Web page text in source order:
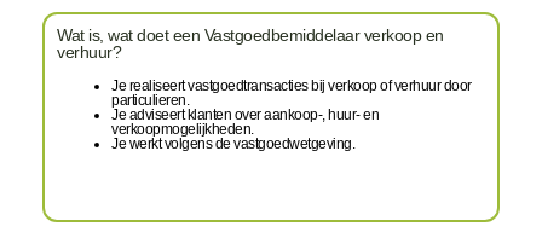
Wat is, wat doet een Vastgoedbemiddelaar verkoop en
verhuur?
Je realiseert vastgoedtransacties bij verkoop of verhuur door
particulieren.
Je adviseert klanten over aankoop-, huur- en
verkoopmogelijkheden.
Je werkt volgens de vastgoedwetgeving.